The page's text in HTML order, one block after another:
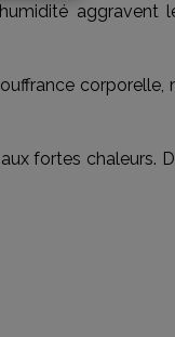
aggravent
corporelle,
fortes chaleurs.